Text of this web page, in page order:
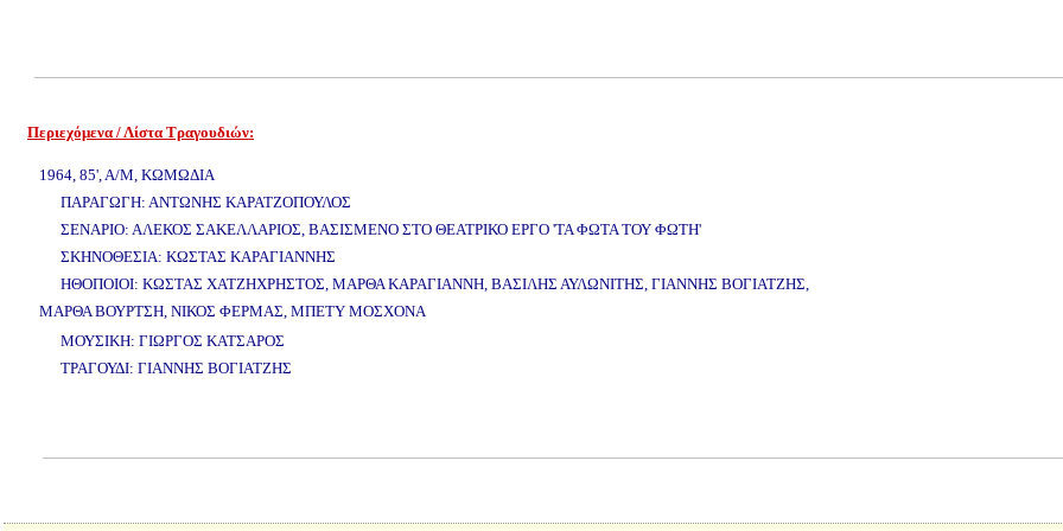
Περιεχόμενα / Λίστα Τραγουδιών:
1964, 85', Α/Μ, ΚΩΜΩΔΙΑ
ΠΑΡΑΓΩΓΗ: ΑΝΤΩΝΗΣ ΚΑΡΑΤΖΟΠΟΥΛΟΣ
ΣΕΝΑΡΙΟ: ΑΛΕΚΟΣ ΣΑΚΕΛΛΑΡΙΟΣ, ΒΑΣΙΣΜΕΝΟ ΣΤΟ ΘΕΑΤΡΙΚΟ ΕΡΓΟ 'ΤΑ ΦΩΤΑ ΤΟΥ ΦΩΤΗ'
ΣΚΗΝΟΘΕΣΙΑ: ΚΩΣΤΑΣ ΚΑΡΑΓΙΑΝΝΗΣ
ΗΘΟΠΟΙΟΙ: ΚΩΣΤΑΣ ΧΑΤΖΗΧΡΗΣΤΟΣ, ΜΑΡΘΑ ΚΑΡΑΓΙΑΝΝΗ, ΒΑΣΙΛΗΣ ΑΥΛΩΝΙΤΗΣ, ΓΙΑΝΝΗΣ ΒΟΓΙΑΤΖΗΣ,
ΜΑΡΘΑ ΒΟΥΡΤΣΗ, ΝΙΚΟΣ ΦΕΡΜΑΣ, ΜΠΕΤΥ ΜΟΣΧΟΝΑ
ΜΟΥΣΙΚΗ: ΓΙΩΡΓΟΣ ΚΑΤΣΑΡΟΣ
ΤΡΑΓΟΥΔΙ: ΓΙΑΝΝΗΣ ΒΟΓΙΑΤΖΗΣ